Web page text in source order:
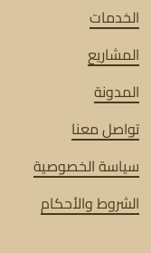
الخدمات
المشاريع
المدونة
تواصل معنا
سياسة الخصوصية
الشروط والأحكام